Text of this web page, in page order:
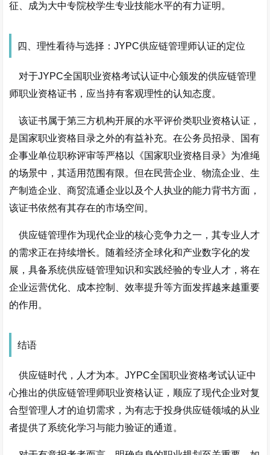
征、成为大中专院校学生专业技能水平的有力证明。
四、理性看待与选择：JYPC供应链管理师认证的定位
对于JYPC全国职业资格考试认证中心颁发的供应链管理
师职业资格证书，应当持有客观理性的认知态度。
该证书属于第三方机构开展的水平评价类职业资格认证，
是国家职业资格目录之外的有益补充。在公务员招录、国有
企事业单位职称评审等严格以《国家职业资格目录》为准绳
的场景中，其适用范围有限。但在民营企业、物流企业、生
产制造企业、商贸流通企业以及个人执业的能力背书方面，
该证书依然有其存在的市场空间。
供应链管理作为现代企业的核心竞争力之一，其专业人才
的需求正在持续增长。随着经济全球化和产业数字化的发
展，具备系统供应链管理知识和实践经验的专业人才，将在
企业运营优化、成本控制、效率提升等方面发挥越来越重要
的作用。
结语
供应链时代，人才为本。JYPC全国职业资格考试认证中
心推出的供应链管理师职业资格认证，顺应了现代企业对复
合型管理人才的迫切需求，为有志于投身供应链领域的从业
者提供了系统化学习与能力验证的通道。